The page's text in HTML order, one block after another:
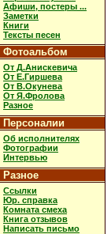
Афиши, постеры ...
Заметки
Книги
Тексты песен
Фотоальбом
От Д.Анискевича
От Е.Гиршева
От В.Окунева
От Я.Фролова
Разное
Персоналии
Об исполнителях
Фотографии
Интервью
Разное
Ссылки
Юр. справка
Комната смеха
Книга отзывов
Написать письмо